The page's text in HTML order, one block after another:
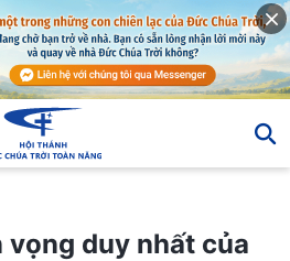
của Đức Chúa Trời trên đất
duy nhất của